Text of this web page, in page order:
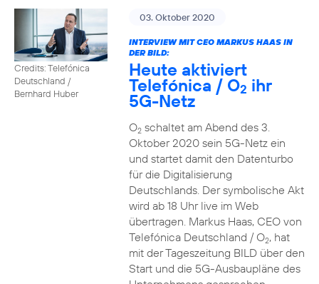
Credits: Telefónica
Deutschland /
Bernhard Huber
03. Oktober 2020
INTERVIEW MIT CEO MARKUS HAAS IN
DER BILD:
Heute aktiviert
Telefónica / O2 ihr
5G-Netz
O2schaltet am Abend des 3.
Oktober 2020 sein 5G-Netz ein
und startet damit den Datenturbo
für die Digitalisierung
Deutschlands. Der symbolische Akt
wird ab 18 Uhr live im Web
übertragen. Markus Haas, CEO von
Telefónica Deutschland / O2, hat
mit der Tageszeitung BILD über den
Start und die 5G-Ausbaupläne des